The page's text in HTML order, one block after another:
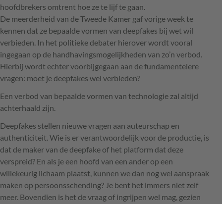
hoofdbrekers omtrent hoe ze te lijf te gaan.
De meerderheid van de Tweede Kamer gaf vorige week te
kennen dat ze bepaalde vormen van deepfakes bij wet wil
verbieden. In het politieke debater hierover wordt vooral
ingegaan op de handhavingsmogelijkheden van zo’n verbod.
Hierbij wordt echter voorbijgegaan aan de fundamentelere
vragen: moet je deepfakes wel verbieden?
Een verbod van bepaalde vormen van technologie zal altijd
achterhaald zijn.
Deepfakes stellen nieuwe vragen aan auteurschap en
authenticiteit. Wie is er verantwoordelijk voor de productie, is
dat de maker van de deepfake of het platform dat deze
verspreid? En als je een hoofd van een ander op een
willekeurig lichaam plaatst, kunnen we dan nog wel aanspraak
maken op persoonsschending? Je bent het immers niet zelf
meer. Bovendien is het de vraag of ingrijpen wel mag, gezien